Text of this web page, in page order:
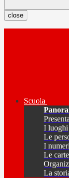
close
Scuola
I luoghi
Le
I
Le
La